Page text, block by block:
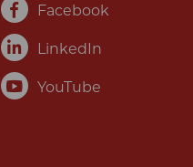
Facebook
LinkedIn
YouTube